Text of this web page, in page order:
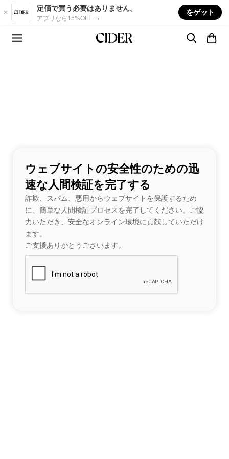
Skip to main content
定価で買う必要はありません。
アプリなら15%OFF →
をゲット
ウェブサイトの安全性のための迅
速な人間検証を完了する
詐欺、スパム、悪用からウェブサイトを保護するため
に、簡単な人間検証プロセスを完了してください。ご協
力いただき、安全なオンライン環境に貢献していただけ
ます。
ご支援ありがとうございます。